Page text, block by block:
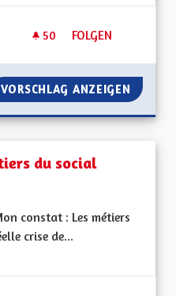
50 50 FOLLOWER
FOLGEN
RESTAURANT
VORSCHLAG ANZEIGEN
du social
constat : Les métiers
crise de...